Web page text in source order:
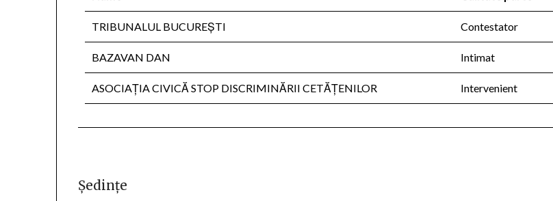
TRIBUNALUL BUCUREŞTI Contestator
BAZAVAN DAN Intimat
ASOCIAŢIA CIVICĂ STOP DISCRIMINĂRII CETĂŢENILOR Intervenient
Şedinţe